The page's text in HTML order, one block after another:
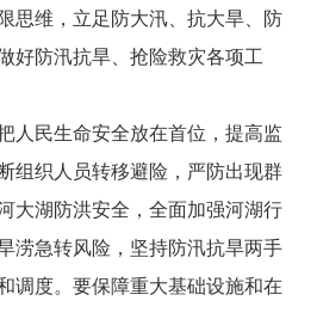
思维，立足防大汛、抗大旱、防
好防汛抗旱、抢险救灾各项工
民生命安全放在首位，提高监
组织人员转移避险，严防出现群
大湖防洪安全，全面加强河湖行
涝急转风险，坚持防汛抗旱两手
调度。要保障重大基础设施和在